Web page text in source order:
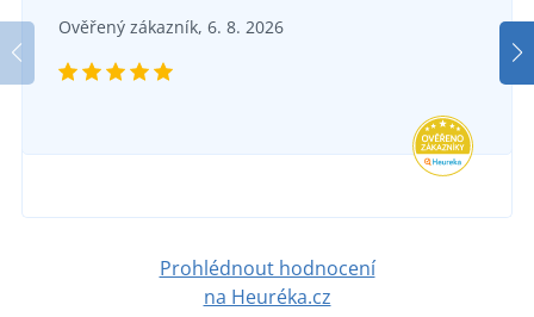
SKLADEM
v pondělí 10. 8.
Chladicí taška na láhev BOTTLE
162 Kč
Ověřený zákazník, 6. 8. 2026
Prohlédnout hodnocení
na Heuréka.cz